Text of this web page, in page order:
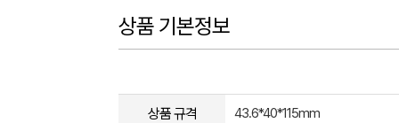
상품 기본정보
상품 규격 43.6*40*115mm